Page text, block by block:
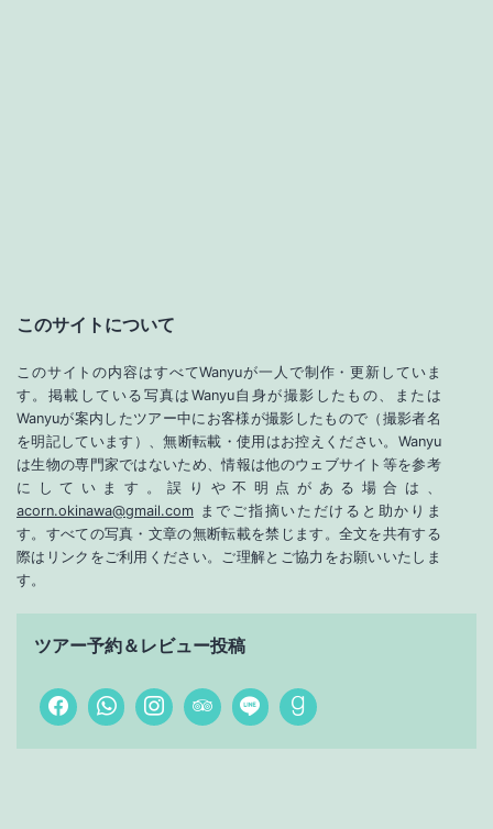
このサイトについて
このサイトの内容はすべてWanyuが一人で制作・更新していま
す。掲載している写真はWanyu自身が撮影したもの、または
Wanyuが案内したツアー中にお客様が撮影したもので（撮影者名
を明記しています）、無断転載・使用はお控えください。Wanyu
は生物の専門家ではないため、情報は他のウェブサイト等を参考
にしています。誤りや不明点がある場合は、
acorn.okinawa@gmail.com までご指摘いただけると助かりま
す。すべての写真・文章の無断転載を禁じます。全文を共有する
際はリンクをご利用ください。ご理解とご協力をお願いいたしま
す。
ツアー予約＆レビュー投稿